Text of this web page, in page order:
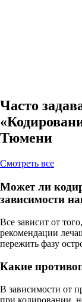
Часто
Тюмени
Cмотреть все
Может ли
зависимости
Все зависит от
рекомендации
пережить фазу
Какие
В зависимости от
при кодировании,